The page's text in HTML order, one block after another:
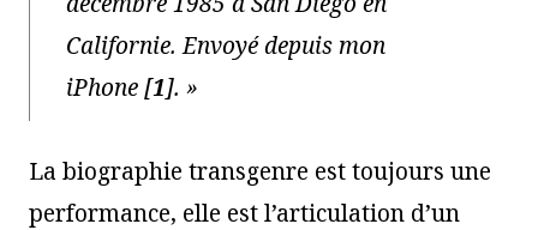
Californie. Envoyé depuis mon
iPhone[1]. »
La biographie transgenre est toujours une
performance, elle est l’articulation d’un